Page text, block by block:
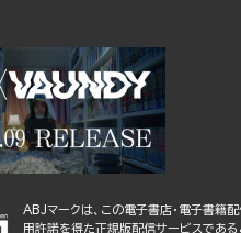
ABJマークは、この電子書店・電子書籍
用許諾を得た正規版配信サービスであ